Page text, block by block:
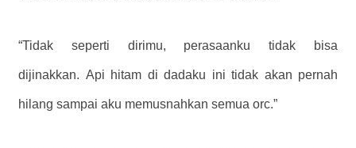
“Tidak seperti dirimu, perasaanku tidak bisa
dijinakkan. Api hitam di dadaku ini tidak akan pernah
hilang sampai aku memusnahkan semua orc.”